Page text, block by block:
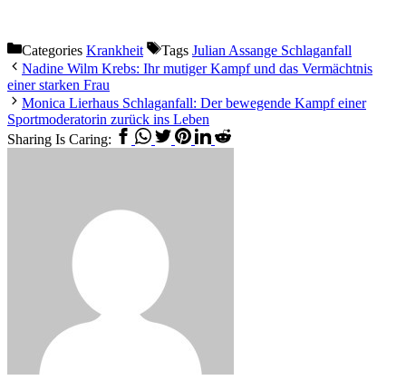
Categories Krankheit Tags Julian Assange Schlaganfall
Nadine Wilm Krebs: Ihr mutiger Kampf und das Vermächtnis
einer starken Frau
Monica Lierhaus Schlaganfall: Der bewegende Kampf einer
Sportmoderatorin zurück ins Leben
Sharing Is Caring: